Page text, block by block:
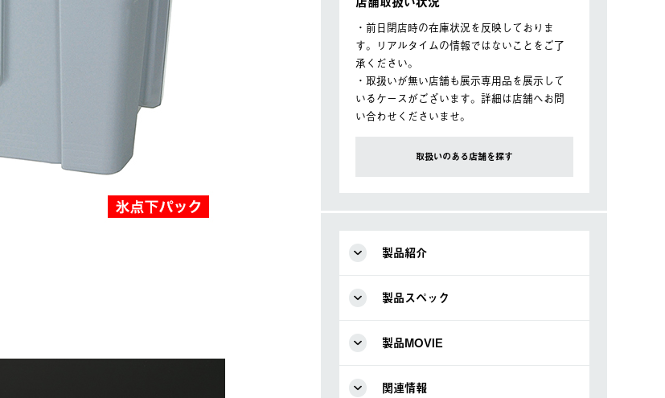
・前日閉店時の在庫状況を反映しておりま
す。リアルタイムの情報ではないことをご了
承ください。
・取扱いが無い店舗も展示専用品を展示して
いるケースがございます。詳細は店舗へお問
い合わせくださいませ。
取扱いのある店舗を探す
製品紹介
製品スペック
製品MOVIE
関連情報